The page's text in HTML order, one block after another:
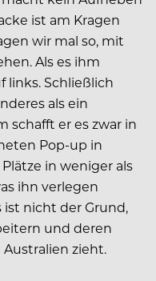
ist am Kragen
wir mal so, mit
Als es ihm
links. Schließlich
als ein
schafft er es zwar in
Pop-up in
in weniger als
ihn verlegen
nicht der Grund,
und deren
zieht.